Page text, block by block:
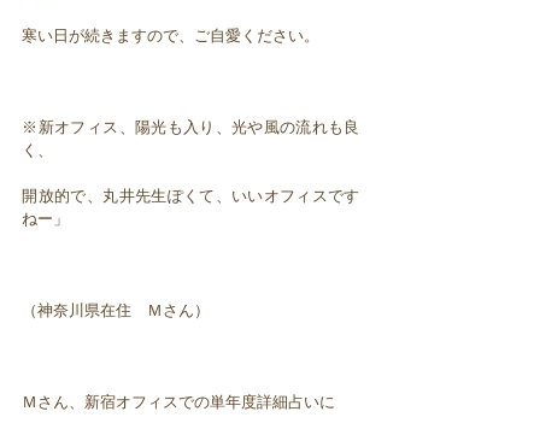
寒い日が続きますので、ご自愛ください。
※新オフィス、陽光も入り、光や風の流れも良
く、
開放的で、丸井先生ぽくて、いいオフィスです
ねー」
（神奈川県在住 Ｍさん）
Ｍさん、新宿オフィスでの単年度詳細占いに